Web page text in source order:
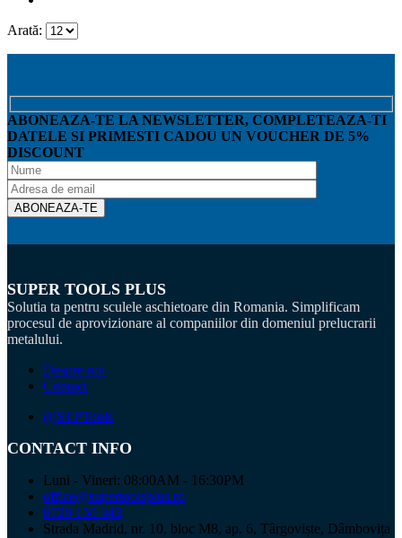
Arată:
ABONEAZA-TE LA NEWSLETTER, COMPLETEAZA-TI
DATELE SI PRIMESTI CADOU UN VOUCHER DE 5%
DISCOUNT
SUPER TOOLS PLUS
Solutia ta pentru sculele aschietoare din Romania. Simplificam
procesul de aprovizionare al companiilor din domeniul prelucrarii
metalului.
Despre noi
Contact
@STPTools
CONTACT INFO
Luni - Vineri: 08:00AM - 16:30PM
office@supertoolsplus.ro
0729 150 343
Strada Madrid, nr. 10, bloc M8, ap. 6, Târgoviște, Dâmbovița